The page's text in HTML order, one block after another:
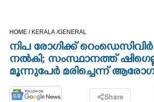
CINEMA
OPINION
PHOTOS
HOME / KERALA /GENERAL
നിപ രോഗിക്ക്
നൽകി; സംസ്ഥാനത്ത്
മൂന്നുപേർ മരിച്ചെന്ന് ആരോഗ്യ
Share